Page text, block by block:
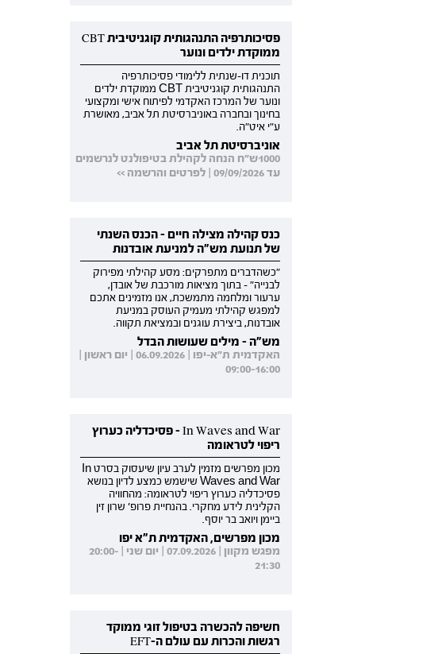
פסיכותרפיה התנהגותית קוגניטיבית CBT
ממוקדת ילדים ונוער
תוכנית דו-שנתית ללימודי פסיכותרפיה
התנהגותית קוגניטיבית CBT ממוקדת ילדים
ונוער של המרכז האקדמי לפיתוח אישי ומקצועי
בחינוך ובחברה באוניברסיטת תל אביב, מאושרת
ע"י איט"ה.
אוניברסיטת תל אביב
1000ש"ח הנחה לקהילת בטיפולנט לנרשמים
עד 09/09/2026 | לפרטים והרשמה >>
כנס קהילה מצילה חיים - הכנס השנתי
של תנועת מש"ה למניעת אובדנות
"כשהדברים מתפרקים: מסע קהילתי מפירוק
לבנייה" - בתוך מציאות מורכבת של אובדן,
ערעור ומלחמה מתמשכת, אנו מזמינים אתכם
למפגש קהילתי מעמיק העוסק במניעת
אובדנות, ביצירת עוגנים ובמציאת תקווה.
מש"ה - מילים שעושות הבדל
האקדמית ת"א-יפו | 06.09.2026 | יום ראשון |
09:00-16:00
In Waves and War - פסיכדליה כערוץ
ריפוי לטראומה
מכון מפרשים מזמין לערב עיון שיעסוק בסרט In
Waves and War שישמש כמצע לדיון בנושא
פסיכדליה כערוץ ריפוי לטראומה: מהחוויה
הקלינית לידע מחקרי. בהנחיית פרופ' שרון זין
ביימן ויואב בר יוסף.
מכון מפרשים, האקדמית ת"א יפו
מפגש מקוון | 07.09.2026 | יום שני | 20:00-
21:30
חשיפה להכשרה בטיפול זוגי ממוקד
רגשות והכרות עם עולם ה-EFT